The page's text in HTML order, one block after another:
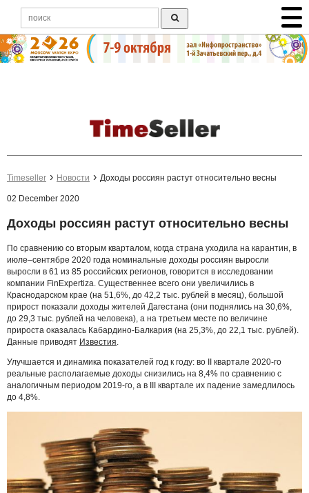
Timeseller Новости Доходы россиян растут относительно весны
02 December 2020
Доходы россиян растут относительно весны
По сравнению со вторым кварталом, когда страна уходила на карантин, в
июле–сентябре 2020 года номинальные доходы россиян выросли
выросли в 61 из 85 российских регионов, говорится в исследовании
компании FinExpertiza. Существеннее всего они увеличились в
Краснодарском крае (на 51,6%, до 42,2 тыс. рублей в месяц), большой
прирост показали доходы жителей Дагестана (они поднялись на 30,6%,
до 29,3 тыс. рублей на человека), а на третьем месте по величине
прироста оказалась Кабардино-Балкария (на 25,3%, до 22,1 тыс. рублей).
Данные приводят Известия.
Улучшается и динамика показателей год к году: во II квартале 2020-го
реальные располагаемые доходы снизились на 8,4% по сравнению с
аналогичным периодом 2019-го, а в III квартале их падение замедлилось
до 4,8%.